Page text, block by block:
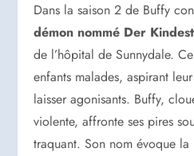
Dans la saison 2 de Buffy
démon nommé Der
de l’hôpital de Sunnydale.
enfants malades, aspirant
laisser agonisants. Buffy,
violente, affronte ses pires
traquant. Son nom évoque